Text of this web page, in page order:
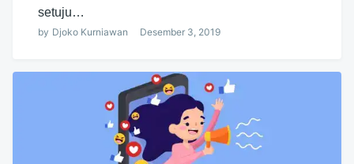
setuju…
by Djoko Kurniawan Desember 3, 2019